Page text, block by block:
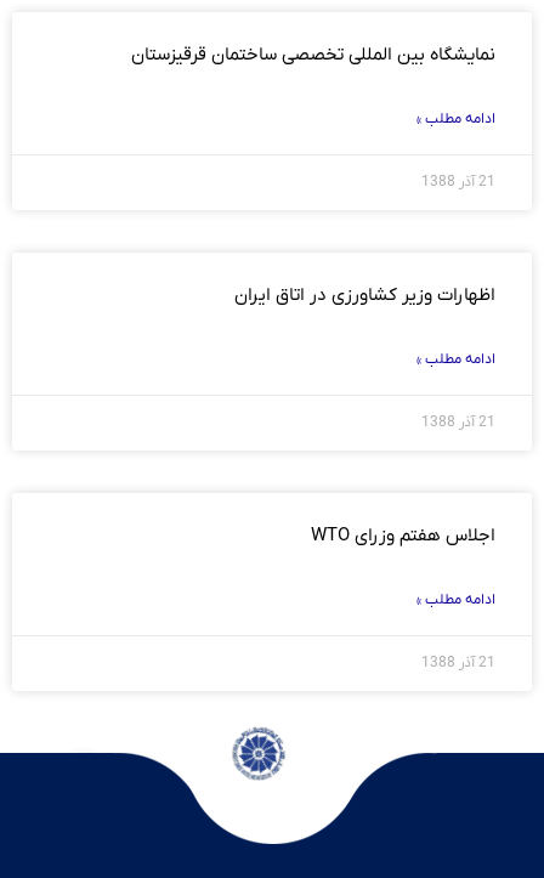
نمایشگاه بین المللی تخصصی ساختمان قرقیزستان
ادامه مطلب »
21 آذر 1388
اظهارات وزیر کشاورزی در اتاق ایران
ادامه مطلب »
21 آذر 1388
اجلاس هفتم وزرای WTO
ادامه مطلب »
21 آذر 1388